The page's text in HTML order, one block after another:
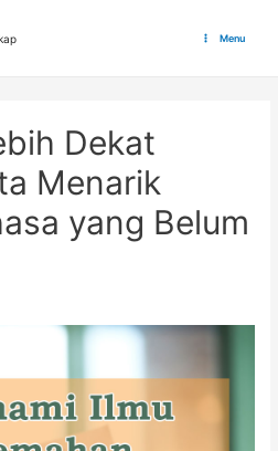
Menu
Dekat
Menarik
yang Belum